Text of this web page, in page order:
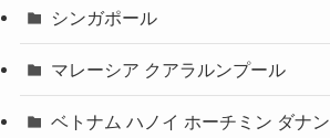
シンガポール
マレーシア クアラルンプール
ベトナム ハノイ ホーチミン ダナン